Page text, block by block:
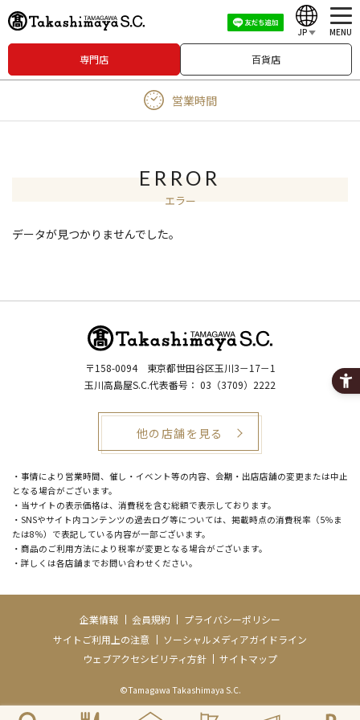
専門店 百貨店
JP
English
MENU
営業時間
ERROR
エラー
データが見つかりませんでした。
〒158-0094 東京都世田谷区玉川3－17－1
玉川高島屋S.C.代表番号： 03（3709）2222
他の店舗を見る
・事情により営業時間、催し・イベント等の内容、会期・出店店舗の変更または中止
となる場合がございます。
・当サイトの表示価格は、消費税を含む総額で表示しております。
・SNSやサイト内コンテンツの過去ログ等については、掲載時点の消費税率（5％ま
たは8％）で表記している内容が一部ございます。
・商品のご利用方法により税率が変更となる場合がございます。
・詳しくは各店舗までお問い合わせください。
企業情報 会員規約
プライバシーポリシー
サイトご利用上の注意
ソーシャルメディアガイドライン
ウェブアクセシビリティ方針
サイトマップ
©Tamagawa Takashimaya S.C.